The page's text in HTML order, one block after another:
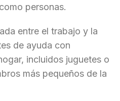
personas.
entre el trabajo y la
de ayuda con
incluidos juguetes o
más pequeños de la